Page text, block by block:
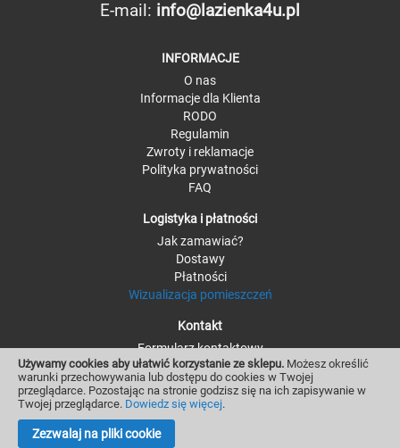
Używamy cookies aby ułatwić korzystanie ze sklepu. Możesz określić
warunki przechowywania lub dostępu do cookies w Twojej
przeglądarce. Pozostając na stronie godzisz się na ich zapisywanie w
Twojej przeglądarce. Dowiedz się więcej.
Zezwalaj na pliki cookie
E-mail: info@lazienka4u.pl
INFORMACJE
O nas
Informacje dla Klienta
RODO
Regulamin
Zwroty i reklamacje
Polityka prywatności
FAQ
Logistyka i płatności
Jak zamawiać?
Dostawy
Płatności
Wizualizacja pomieszczeń
Kontakt
Formularz kontaktowy
Kontakt - szczegóły
Moje konto i zamówienia